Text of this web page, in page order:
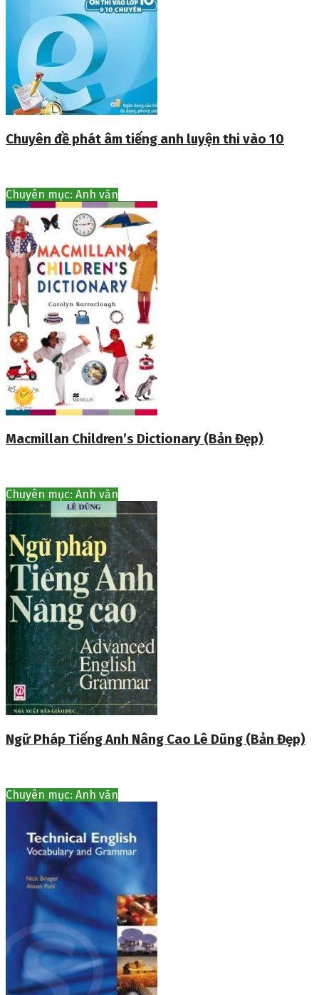
Chuyên đề phát âm tiếng anh luyện thi vào 10
Chuyên mục: Anh văn
Macmillan Children’s Dictionary (Bản Đẹp)
Chuyên mục: Anh văn
Ngữ Pháp Tiếng Anh Nâng Cao Lê Dũng (Bản Đẹp)
Chuyên mục: Anh văn